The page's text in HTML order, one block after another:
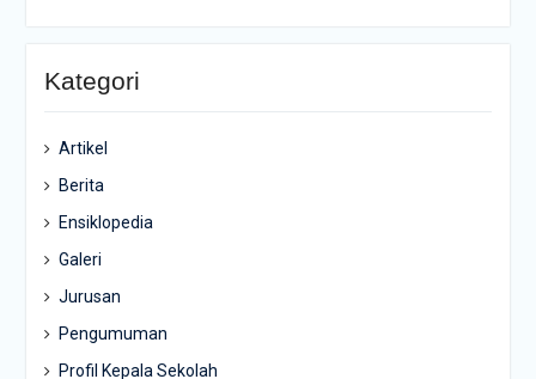
Kategori
Artikel
Berita
Ensiklopedia
Galeri
Jurusan
Pengumuman
Profil Kepala Sekolah